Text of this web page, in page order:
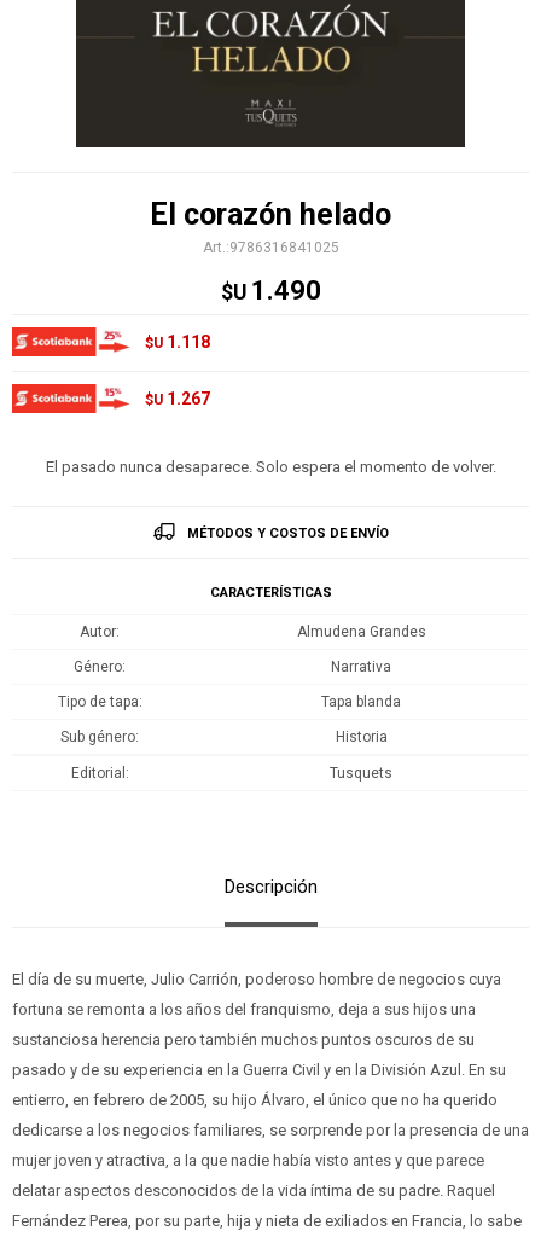
El corazón helado
9786316841025
$U 1.490
$U 1.118
$U 1.267
El pasado nunca desaparece. Solo espera el momento de volver.
MÉTODOS Y COSTOS DE ENVÍO
CARACTERÍSTICAS
Autor Almudena Grandes
Género Narrativa
Tipo de tapa Tapa blanda
Sub género Historia
Editorial Tusquets
Descripción
El día de su muerte, Julio Carrión, poderoso hombre de negocios cuya
fortuna se remonta a los años del franquismo, deja a sus hijos una
sustanciosa herencia pero también muchos puntos oscuros de su
pasado y de su experiencia en la Guerra Civil y en la División Azul. En su
entierro, en febrero de 2005, su hijo Álvaro, el único que no ha querido
dedicarse a los negocios familiares, se sorprende por la presencia de una
mujer joven y atractiva, a la que nadie había visto antes y que parece
delatar aspectos desconocidos de la vida íntima de su padre. Raquel
Fernández Perea, por su parte, hija y nieta de exiliados en Francia, lo sabe